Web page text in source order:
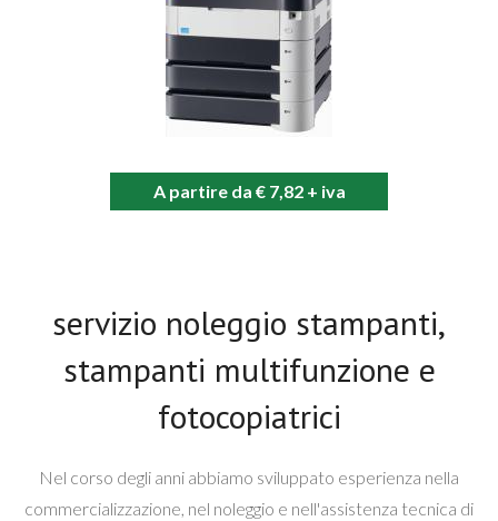
A partire da € 7,82 + iva
servizio noleggio stampanti,
stampanti multifunzione e
fotocopiatrici
Nel corso degli anni abbiamo sviluppato esperienza nella
commercializzazione, nel noleggio e nell'assistenza tecnica di